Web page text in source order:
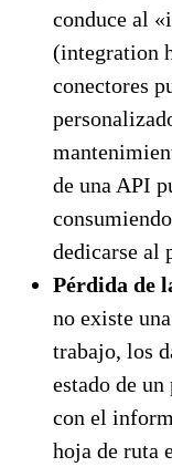
conduce al
(integration
conectores
de una API
dedicarse al
Pérdida de
no existe
trabajo, los
estado de
con el
hoja de ruta